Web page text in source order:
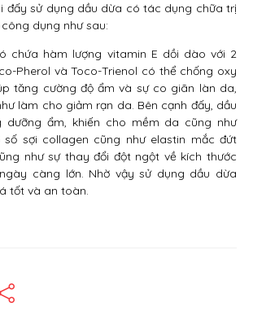
đấy sử dụng dầu dừa có tác dụng chữa trị
dụng như sau:
chứa hàm lượng vitamin E dồi dào với 2
Pherol và Toco-Trienol có thể chống oxy
tăng cường độ ẩm và sự co giãn làn da,
làm cho giảm rạn da. Bên cạnh đấy, dầu
ẩm, khiến cho mềm da cũng như
sợi collagen cũng như elastin mắc đứt
như sự thay đổi đột ngột về kích thước
càng lớn. Nhờ vậy sử dụng dầu dừa
tốt và an toàn.